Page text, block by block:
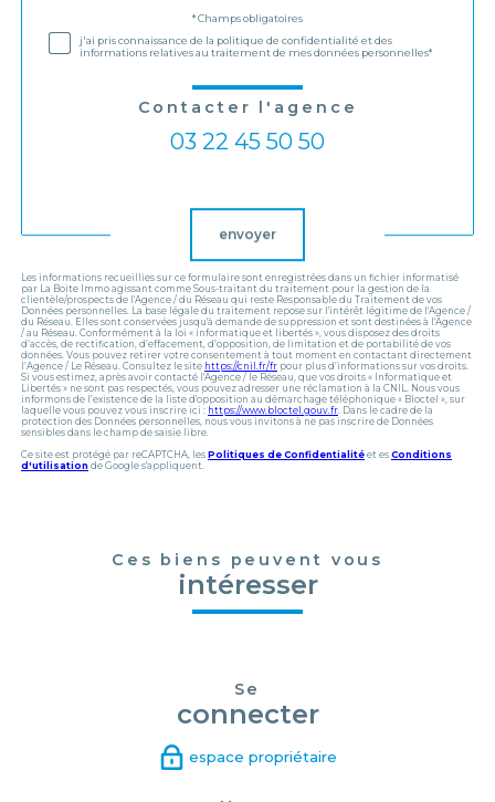
* Champs obligatoires
j'ai pris connaissance de la politique de confidentialité et des
informations relatives au traitement de mes données personnelles*
Contacter l'agence
03 22 45 50 50
envoyer
Les informations recueillies sur ce formulaire sont enregistrées dans un fichier informatisé
par La Boite Immo agissant comme Sous-traitant du traitement pour la gestion de la
clientèle/prospects de l'Agence / du Réseau qui reste Responsable du Traitement de vos
Données personnelles. La base légale du traitement repose sur l'intérêt légitime de l'Agence /
du Réseau. Elles sont conservées jusqu'à demande de suppression et sont destinées à l'Agence
/ au Réseau. Conformément à la loi « informatique et libertés », vous disposez des droits
d’accès, de rectification, d’effacement, d’opposition, de limitation et de portabilité de vos
données. Vous pouvez retirer votre consentement à tout moment en contactant directement
l’Agence / Le Réseau. Consultez le site https://cnil.fr/fr pour plus d’informations sur vos droits.
Si vous estimez, après avoir contacté l'Agence / le Réseau, que vos droits « Informatique et
Libertés » ne sont pas respectés, vous pouvez adresser une réclamation à la CNIL. Nous vous
informons de l’existence de la liste d'opposition au démarchage téléphonique « Bloctel », sur
laquelle vous pouvez vous inscrire ici : https://www.bloctel.gouv.fr . Dans le cadre de la
protection des Données personnelles, nous vous invitons à ne pas inscrire de Données
sensibles dans le champ de saisie libre.
Ce site est protégé par reCAPTCHA, les Politiques de Confidentialité et es Conditions
d'utilisation de Google s'appliquent.
Ces biens peuvent vous
intéresser
Se
connecter
espace propriétaire